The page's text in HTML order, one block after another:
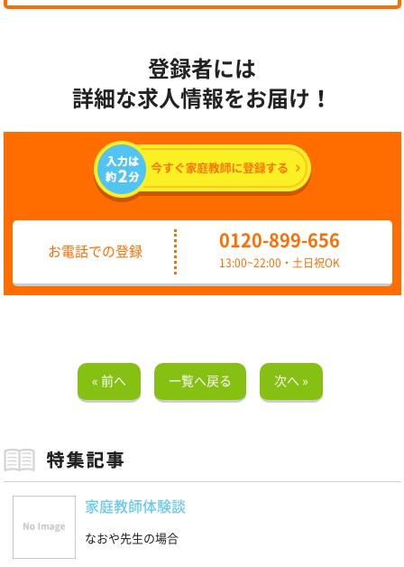
登録者には
詳細な求人情報をお届け！
お電話での登録
0120-899-656
13:00~22:00・土日祝OK
« 前へ 一覧へ戻る 次へ »
家庭教師体験談
なおや先生の場合